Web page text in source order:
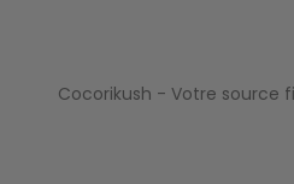
Cocorikush - Votre source